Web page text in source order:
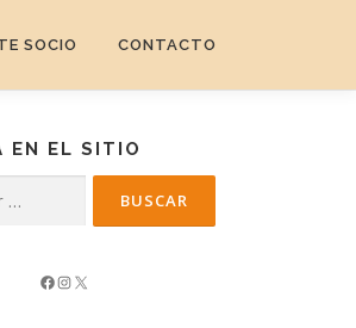
SOCIO CONTACTO
EN EL SITIO
Facebook Instagram X